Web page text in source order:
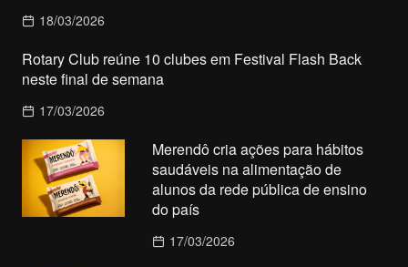
18/03/2026
Rotary Club reúne 10 clubes em Festival Flash Back
neste final de semana
17/03/2026
Merendô cria ações para hábitos
saudáveis na alimentação de
alunos da rede pública de ensino
do país
17/03/2026